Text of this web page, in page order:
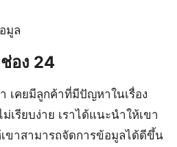
มูล
อง 24
เคยมีลูกค้าที่มีปัญหาในเรื่อง
รียบง่าย เราได้แนะนำให้เขา
ขาสามารถจัดการข้อมูลได้ดีขึ้น